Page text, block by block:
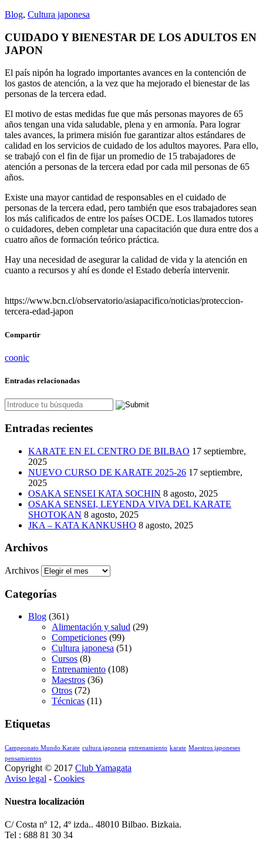
Blog, Cultura japonesa
CUIDADO Y BIENESTAR DE LOS ADULTOS EN
JAPON
El país nipón ha logrado importantes avances en la contención de
los gastos de atención, a la vez que ha mejorado el bienestar de las
personas de la tercera edad.
El motivo de estas medidas fue que más personas mayores de 65
años tengan una vida saludable, plena y en armonía. Para lograr
tales avances, la primera misión fue garantizar altos estándares de
calidad en los servicios de cuidado de los adultos mayores. Para ello,
se trabajó con el fin de fijar un promedio de 15 trabajadores de
atención a personas de la tercera edad por cada mil personas de 65
años.
Existe una mayor cantidad de responsables en el cuidado de
personas de la tercera edad, pero también que esos trabajadores sean
los más calificados de entre los países OCDE. Los llamados tutores
o cuidadores, deben completar una capacitación que dura entre dos a
cuatro años de formación teórico práctica.
Hay una necesidad de asegurar la calidad de vida y la atención en
cuanto a recursos y ahí es donde el Estado debería intervenir.
https://www.bcn.cl/observatorio/asiapacifico/noticias/proteccion-
tercera-edad-japon
Compartir
coonic
Entradas relacionadas
Entradas recientes
KARATE EN EL CENTRO DE BILBAO 17 septiembre,
2025
NUEVO CURSO DE KARATE 2025-26 17 septiembre,
2025
OSAKA SENSEI KATA SOCHIN 8 agosto, 2025
OSAKA SENSEI, LEYENDA VIVA DEL KARATE
SHOTOKAN 8 agosto, 2025
JKA – KATA KANKUSHO 8 agosto, 2025
Archivos
Archivos
Categorías
Blog (361)
Alimentación y salud (29)
Competiciones (99)
Cultura japonesa (51)
Cursos (8)
Entrenamiento (108)
Maestros (36)
Otros (72)
Técnicas (11)
Etiquetas
Campeonato Mundo Karate cultura japonesa entrenamiento karate Maestros japoneses
pensamientos
Copyright © 2017 Club Yamagata
Aviso legal - Cookies
Nuestra localización
C/ Costa nº 12, 4º izda.. 48010 Bilbao. Bizkaia.
Tel : 688 81 30 34